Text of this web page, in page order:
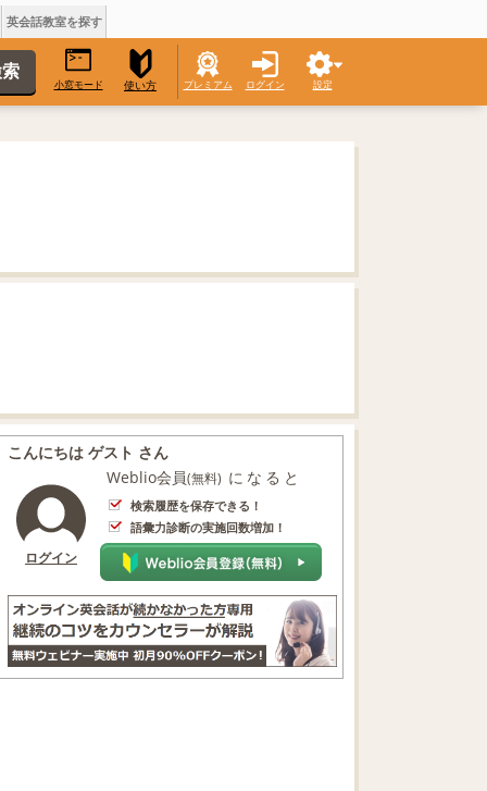
英会話教室を探す
小窓モード 使い方 プレミアム ログイン 設定
こんにちは ゲスト さん
ログイン
Weblio会員(無料) になると
検索履歴を保存できる！
語彙力診断の実施回数増加！